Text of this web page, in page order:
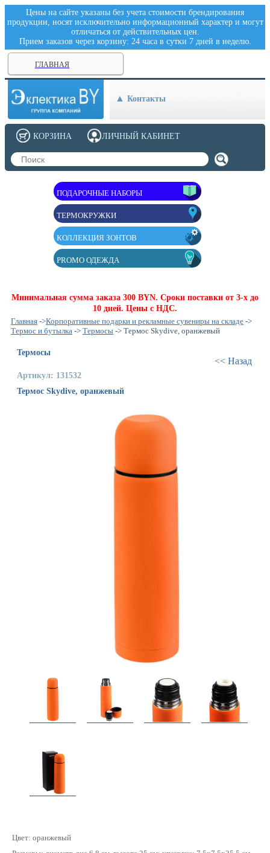
Цены на сайте указаны без учета стоимости брендирования
продукции, носят исключительно информационный характер и могут
отличаться от действительных цен.
Прием заказов через корзину: 24 часа в сутки 7 дней в неделю.
ГЛАВНАЯ
Контакты
ПОДАРОЧНЫЕ НАБОРЫ
ТЕРМОКРУЖКИ
КОЛЛЕКЦИЯ ЗОНТОВ
PROMO ОДЕЖДА
Минимальная сумма заказа 300 BYN. Сроки поставки от 3-х до
10 дней. Цены с НДС.
Главная ->Корпоративные подарки и рекламные сувениры на складе ->
Термос и бутылка -> Термосы -> Термос Skydive, оранжевый
<< Назад
Термосы
Артикул: 131532
Термос Skydive, оранжевый
Цвет: оранжевый
ЛИЧНЫЙ КАБИНЕТ
КОРЗИНА